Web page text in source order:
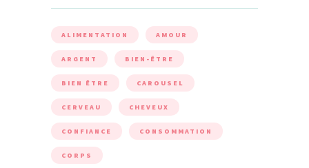
ALIMENTATION AMOUR
ARGENT BIEN-ÊTRE
BIEN ÊTRE CAROUSEL
CERVEAU CHEVEUX
CONFIANCE CONSOMMATION
CORPS